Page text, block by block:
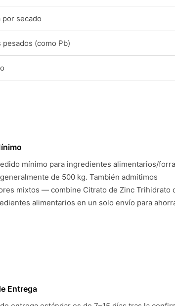
por secado
pesados (como Pb)
mínimo para ingredientes alimentarios/
de 500 kg. También admitimos
mixtos — combine Citrato de Zinc Trihidrato
alimentarios en un solo envío para
Entrega